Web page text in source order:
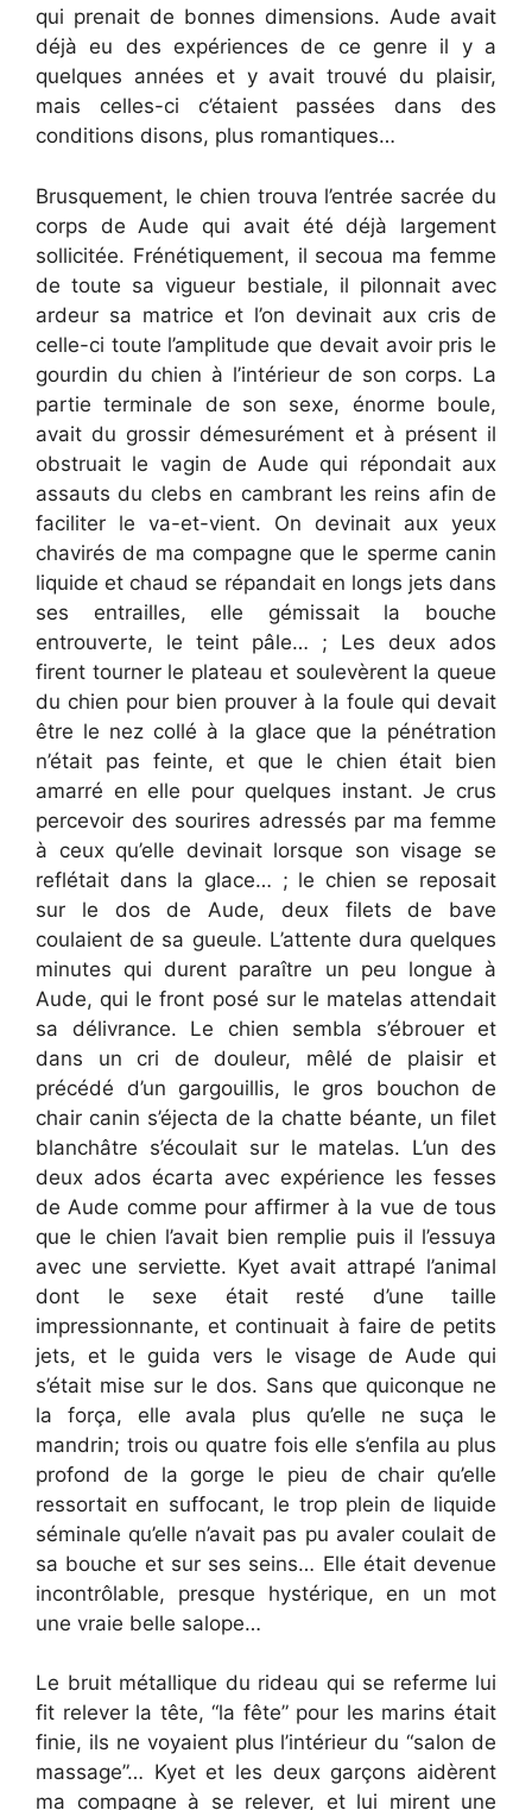
qui prenait de bonnes dimensions. Aude avait
déjà eu des expériences de ce genre il y a
quelques années et y avait trouvé du plaisir,
mais celles-ci c’étaient passées dans des
conditions disons, plus romantiques…
Brusquement, le chien trouva l’entrée sacrée du
corps de Aude qui avait été déjà largement
sollicitée. Frénétiquement, il secoua ma femme
de toute sa vigueur bestiale, il pilonnait avec
ardeur sa matrice et l’on devinait aux cris de
celle-ci toute l’amplitude que devait avoir pris le
gourdin du chien à l’intérieur de son corps. La
partie terminale de son sexe, énorme boule,
avait du grossir démesurément et à présent il
obstruait le vagin de Aude qui répondait aux
assauts du clebs en cambrant les reins afin de
faciliter le va-et-vient. On devinait aux yeux
chavirés de ma compagne que le sperme canin
liquide et chaud se répandait en longs jets dans
ses entrailles, elle gémissait la bouche
entrouverte, le teint pâle… ; Les deux ados
firent tourner le plateau et soulevèrent la queue
du chien pour bien prouver à la foule qui devait
être le nez collé à la glace que la pénétration
n’était pas feinte, et que le chien était bien
amarré en elle pour quelques instant. Je crus
percevoir des sourires adressés par ma femme
à ceux qu’elle devinait lorsque son visage se
reflétait dans la glace… ; le chien se reposait
sur le dos de Aude, deux filets de bave
coulaient de sa gueule. L’attente dura quelques
minutes qui durent paraître un peu longue à
Aude, qui le front posé sur le matelas attendait
sa délivrance. Le chien sembla s’ébrouer et
dans un cri de douleur, mêlé de plaisir et
précédé d’un gargouillis, le gros bouchon de
chair canin s’éjecta de la chatte béante, un filet
blanchâtre s’écoulait sur le matelas. L’un des
deux ados écarta avec expérience les fesses
de Aude comme pour affirmer à la vue de tous
que le chien l’avait bien remplie puis il l’essuya
avec une serviette. Kyet avait attrapé l’animal
dont le sexe était resté d’une taille
impressionnante, et continuait à faire de petits
jets, et le guida vers le visage de Aude qui
s’était mise sur le dos. Sans que quiconque ne
la força, elle avala plus qu’elle ne suça le
mandrin; trois ou quatre fois elle s’enfila au plus
profond de la gorge le pieu de chair qu’elle
ressortait en suffocant, le trop plein de liquide
séminale qu’elle n’avait pas pu avaler coulait de
sa bouche et sur ses seins… Elle était devenue
incontrôlable, presque hystérique, en un mot
une vraie belle salope…
Le bruit métallique du rideau qui se referme lui
fit relever la tête, “la fête” pour les marins était
finie, ils ne voyaient plus l’intérieur du “salon de
massage”… Kyet et les deux garçons aidèrent
ma compagne à se relever, et lui mirent une